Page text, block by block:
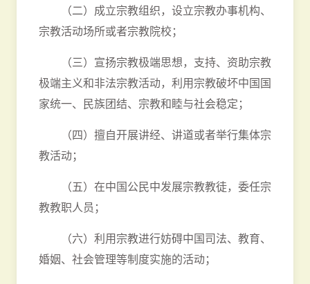
（二）成立宗教组织，设立宗教办事机构、
宗教活动场所或者宗教院校；
（三）宣扬宗教极端思想，支持、资助宗教
极端主义和非法宗教活动，利用宗教破坏中国国
家统一、民族团结、宗教和睦与社会稳定；
（四）擅自开展讲经、讲道或者举行集体宗
教活动；
（五）在中国公民中发展宗教教徒，委任宗
教教职人员；
（六）利用宗教进行妨碍中国司法、教育、
婚姻、社会管理等制度实施的活动；